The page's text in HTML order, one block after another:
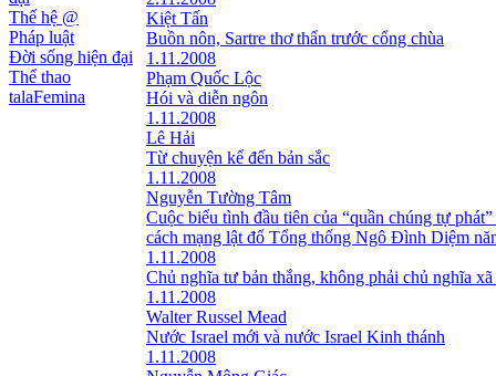
Thế hệ @
Pháp luật
Đời sống hiện đại
Thể thao
talaFemina
Kiệt Tấn
Buồn nôn, Sartre thơ thẩn trước cổng chùa
1.11.2008
Phạm Quốc Lộc
Hói và diễn ngôn
1.11.2008
Lê Hải
Từ chuyện kể đến bản sắc
1.11.2008
Nguyễn Tường Tâm
Cuộc biểu tình đầu tiên của “quần chúng tự
cách mạng lật đổ Tổng thống Ngô Đình Diệm
1.11.2008
Chủ nghĩa tư bản thắng, không phải chủ nghĩa
1.11.2008
Walter Russel Mead
Nước Israel mới và nước Israel Kinh thánh
1.11.2008